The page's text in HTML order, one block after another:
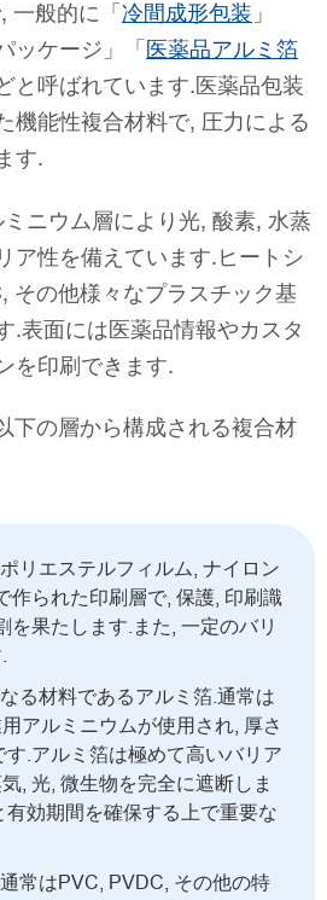
一般的に「 冷間成形包装 」
ッケージ」「 医薬品アルミ箔
と呼ばれています.医薬品包装
機能性複合材料で, 圧力による
す.
ニウム層により光, 酸素, 水蒸
ア性を備えています.ヒートシ
その他様々なプラスチック基
.表面には医薬品情報やカスタ
を印刷できます.
下の層から構成される複合材
リエステルフィルム, ナイロン
作られた印刷層で, 保護, 印刷識
を果たします.また, 一定のバリ
る材料であるアルミ箔.通常は
アルミニウムが使用され, 厚さ
.アルミ箔は極めて高いバリア
, 光, 微生物を完全に遮断しま
効期間を確保する上で重要な
常はPVC, PVDC, その他の特